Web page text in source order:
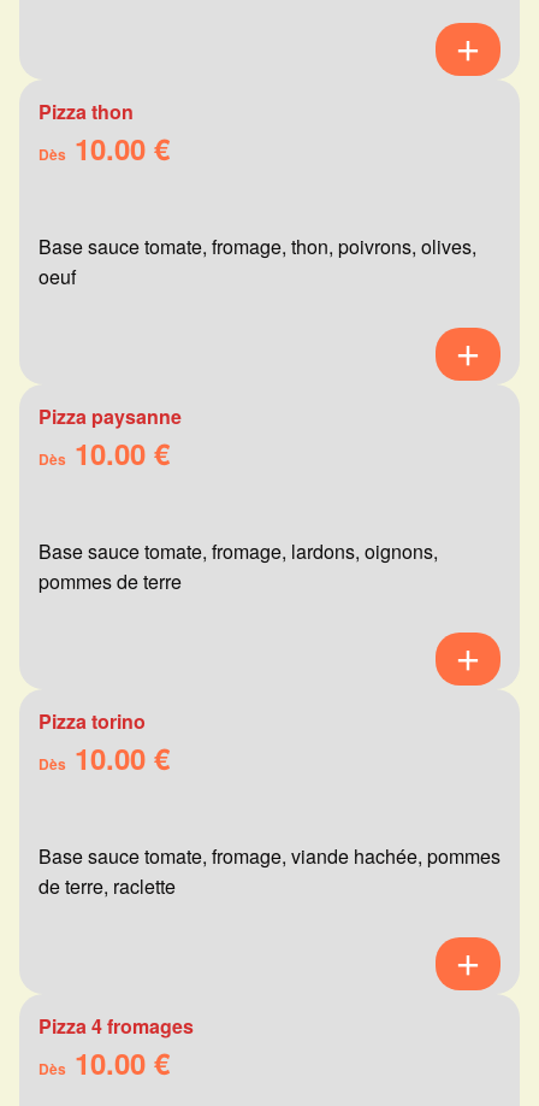
Pizza thon
Dès 10.00 €
Base sauce tomate, fromage, thon, poivrons, olives,
oeuf
Pizza paysanne
Dès 10.00 €
Base sauce tomate, fromage, lardons, oignons,
pommes de terre
Pizza torino
Dès 10.00 €
Base sauce tomate, fromage, viande hachée, pommes
de terre, raclette
Pizza 4 fromages
Dès 10.00 €